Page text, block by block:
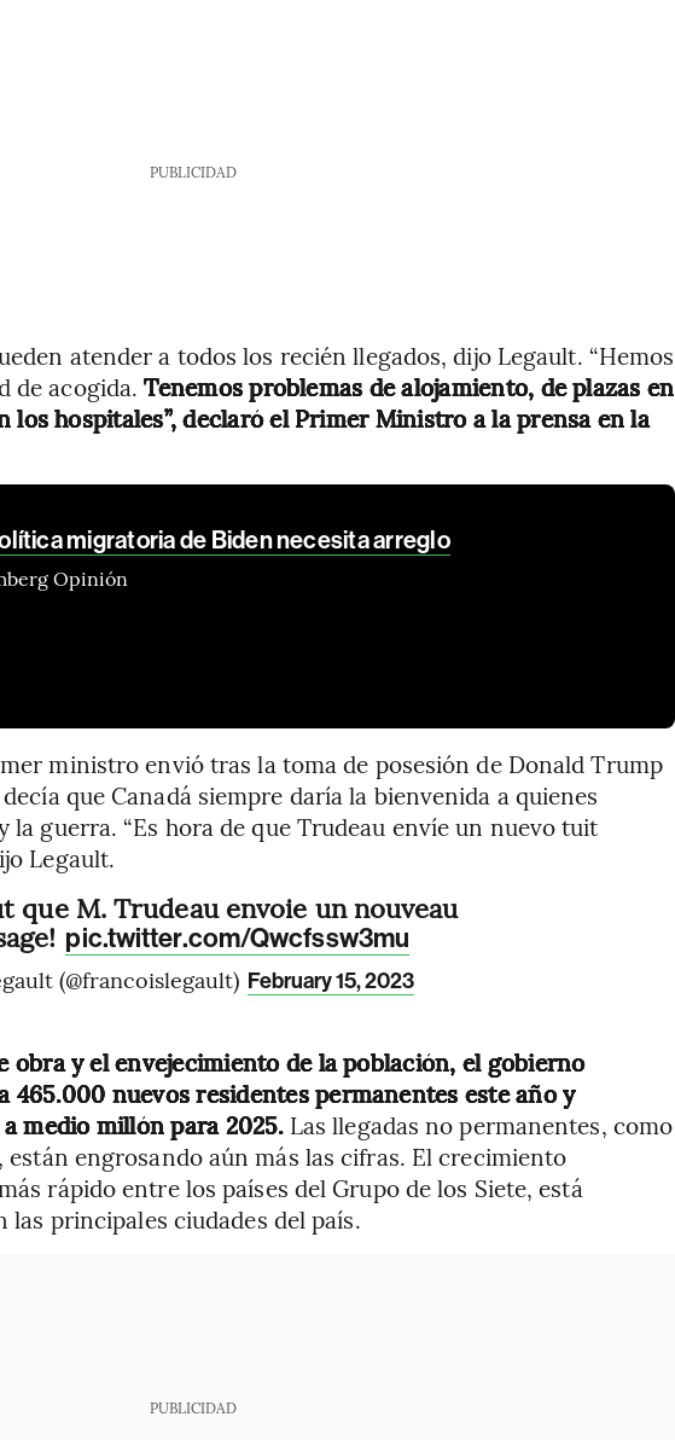
PUBLICIDAD
atender a todos los recién llegados, dijo Legault. “Hemos
de acogida. Tenemos problemas de alojamiento, de plazas en
los hospitales”, declaró el Primer Ministro a la prensa en la
migratoria de Biden necesita arreglo
Opinión
ministro envió tras la toma de posesión de Donald Trump
que Canadá siempre daría la bienvenida a quienes
la guerra. “Es hora de que Trudeau envíe un nuevo tuit
Legault.
que M. Trudeau envoie un nouveau
pic.twitter.com/Qwcfssw3mu
(@francoislegault) February 15, 2023
obra y el envejecimiento de la población, el gobierno
465.000 nuevos residentes permanentes este año y
medio millón para 2025.Las llegadas no permanentes, como
engrosando aún más las cifras. El crecimiento
rápido entre los países del Grupo de los Siete, está
las principales ciudades del país.
PUBLICIDAD